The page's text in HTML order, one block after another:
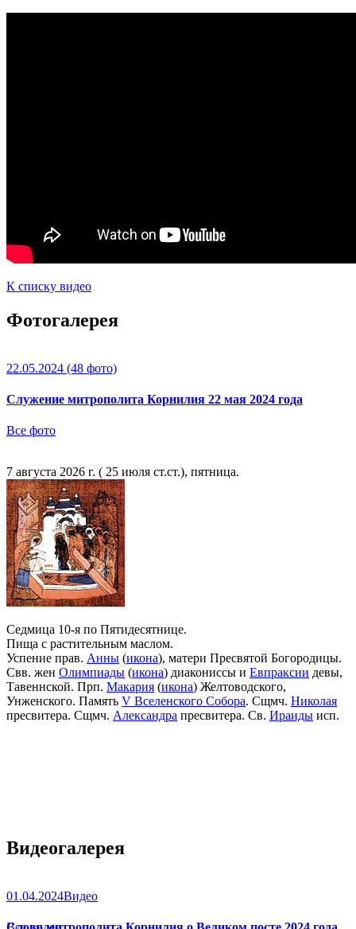
К списку видео
Фотогалерея
22.05.2024 (48 фото)
Служение митрополита Корнилия 22 мая 2024 года
Все фото
7 августа 2026 г. ( 25 июля ст.ст.), пятница.
Седмица 10-я по Пятидесятнице.
Пища с растительным маслом.
Успение прав. Анны (икона), матери Пресвятой Богородицы.
Свв. жен Олимпиады (икона) диакониссы и Евпраксии девы,
Тавеннской. Прп. Макария (икона) Желтоводского,
Унженского. Память V Вселенского Собора. Сщмч. Николая
пресвитера. Сщмч. Александра пресвитера. Св. Ираиды исп.
Видеогалерея
01.04.2024Видео